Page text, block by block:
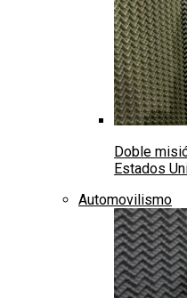
Doble
Estados
Automovilismo